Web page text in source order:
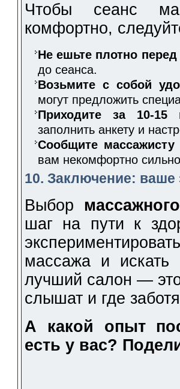
Чтобы сеанс
комфортно,
Не ешьте плотно
до сеанса.
Возьмите с собой
могут предложить
Приходите за 10-15
заполнить анкету и
Сообщите массажисту
вам некомфортно
10. Заключение: ваше
Выбор
шаг на пути к
массажа и искать
лучший салон —
слышат и где
А какой опыт
есть у вас?